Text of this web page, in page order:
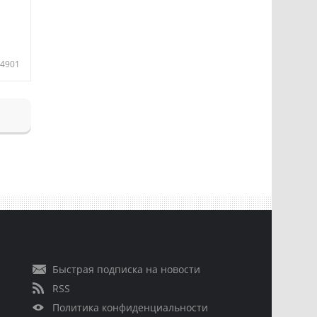
4901
Быстрая подписка на новости
RSS
Политика конфиденциальности